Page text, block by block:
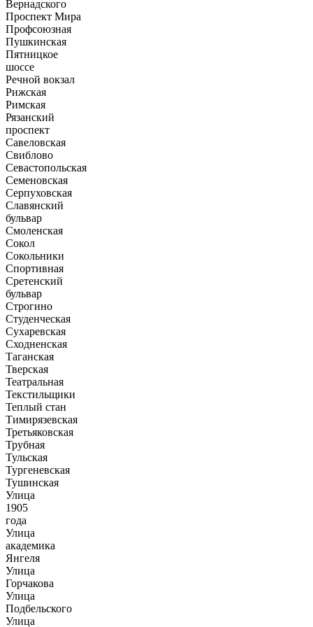
Вернадского
Проспект Мира
Профсоюзная
Пушкинская
Пятницкое
шоссе
Речной вокзал
Рижская
Римская
Рязанский
проспект
Савеловская
Свиблово
Севастопольская
Семеновская
Серпуховская
Славянский
бульвар
Смоленская
Сокол
Сокольники
Спортивная
Сретенский
бульвар
Строгино
Студенческая
Сухаревская
Сходненская
Таганская
Тверская
Театральная
Текстильщики
Теплый стан
Тимирязевская
Третьяковская
Трубная
Тульская
Тургеневская
Тушинская
Улица
1905
года
Улица
академика
Янгеля
Улица
Горчакова
Улица
Подбельского
Улица